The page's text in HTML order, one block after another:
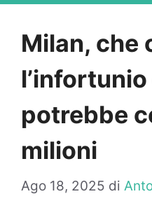
Milan, che
potrebbe
milioni
Ago 18, 2025 di